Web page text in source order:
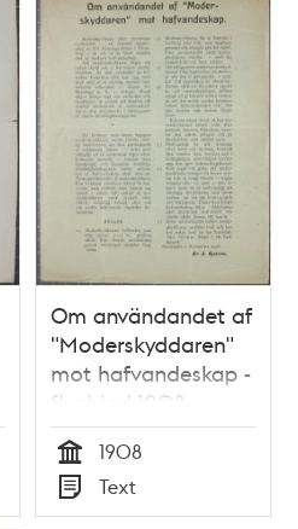
Om användandet af
"Moderskyddaren"
mot hafvandeskap -
flygblad 1908
Tid
1908
Typ
Text